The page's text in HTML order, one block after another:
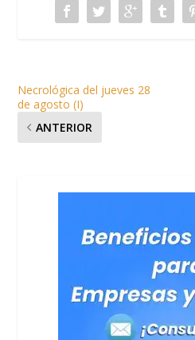
Necrológica del jueves 28
de agosto (I)
ANTERIOR